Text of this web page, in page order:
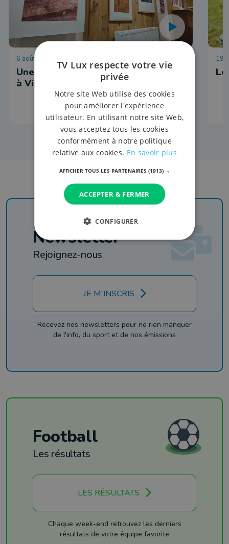
6 août 2026 à 14:38
Une exposition au coeur de la pierre
à Villers-devant-Orval
19
Newsletter
Rejoignez-nous
JE M'INSCRIS
Recevez nos newsletters pour ne rien manquer
de l'info, du sport et de nos émissions
Football
Les résultats
LES RÉSULTATS
Chaque week-end retrouvez les derniers
résultats de votre équipe favorite
TV Lux respecte votre vie
privée
Notre site Web utilise des cookies
pour améliorer l'expérience
utilisateur. En utilisant notre site Web,
vous acceptez tous les cookies
conformément à notre politique
relative aux cookies. En savoir plus
AFFICHER TOUS LES PARTENAIRES (1913) →
ACCEPTER & FERMER
CONFIGURER